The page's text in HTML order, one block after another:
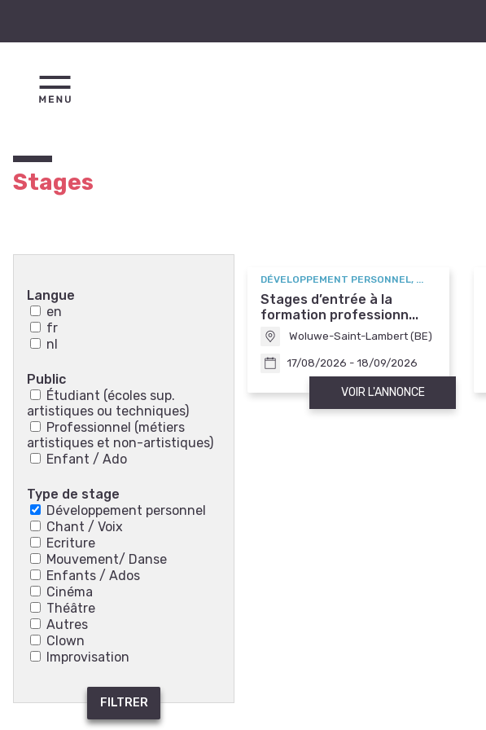
Stages
Langue
en
fr
nl
Public
Étudiant (écoles sup.
artistiques ou techniques)
Professionnel (métiers
artistiques et non-artistiques)
Enfant / Ado
Type de stage
Développement personnel
Chant / Voix
Ecriture
Mouvement/ Danse
Enfants / Ados
Cinéma
Théâtre
Autres
Clown
Improvisation
FILTRER
DÉVELOPPEMENT PERSONNEL, ...
Stages d’entrée à la
formation professionn...
Woluwe-Saint-Lambert (BE)
17/08/2026 - 18/09/2026
VOIR L'ANNONCE